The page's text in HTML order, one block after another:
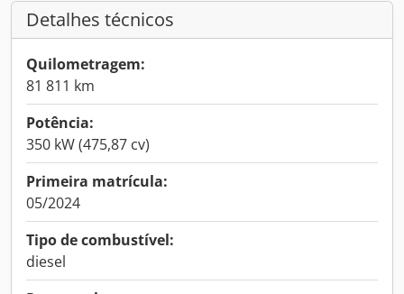
Detalhes técnicos
Quilometragem:
81 811 km
Potência:
350 kW (475,87 cv)
Primeira matrícula:
05/2024
Tipo de combustível:
diesel